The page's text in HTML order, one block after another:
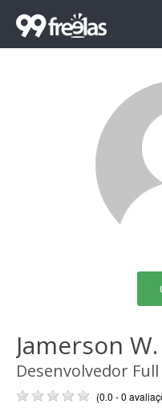
Jamerson W.
Desenvolvedor
(0.0 - 0